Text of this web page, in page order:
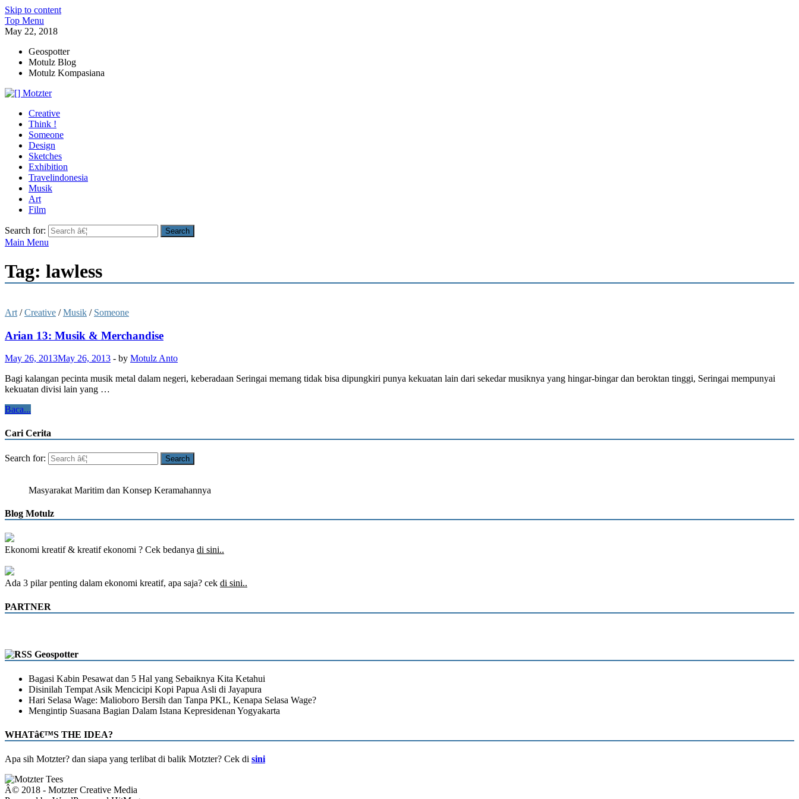
Skip to content
Top Menu
May 22, 2018
Geospotter
Motulz Blog
Motulz Kompasiana
[] Motzter
Cerita Ide Kreatif
Creative
Think !
Someone
Design
Sketches
Exhibition
Travelindonesia
Musik
Art
Film
Search for:
Main Menu
Tag: lawless
Art /Creative /Musik / Someone
Arian 13: Musik & Merchandise
May 26, 2013May 26, 2013 - by Motulz Anto
Bagi kalangan pecinta musik metal dalam negeri, keberadaan Seringai memang tidak bisa dipungkiri punya kekuatan lain dari sekedar musiknya yang hingar-bingar dan beroktan tinggi, Seringai mempunyai
kekuatan divisi lain yang …
Baca...
Cari Cerita
Search for:
Masyarakat Maritim dan Konsep Keramahannya
Blog Motulz
Ekonomi kreatif & kreatif ekonomi ? Cek bedanya di sini..
Ada 3 pilar penting dalam ekonomi kreatif, apa saja? cek di sini..
PARTNER
Geospotter
Bagasi Kabin Pesawat dan 5 Hal yang Sebaiknya Kita Ketahui
Disinilah Tempat Asik Mencicipi Kopi Papua Asli di Jayapura
Hari Selasa Wage: Malioboro Bersih dan Tanpa PKL, Kenapa Selasa Wage?
Mengintip Suasana Bagian Dalam Istana Kepresidenan Yogyakarta
WHATâ€™S THE IDEA?
Apa sih Motzter? dan siapa yang terlibat di balik Motzter? Cek di sini
Â© 2018 - Motzter Creative Media